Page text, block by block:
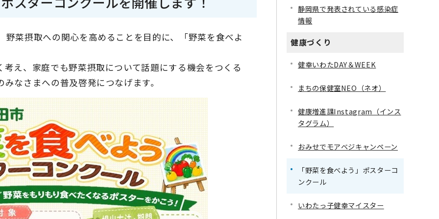
菜摂取への関心を高めることを目的に、「野菜を食べよ
え、家庭でも野菜摂取について話題にする機会をつくる
なさまへの普及啓発につなげます。
静岡県で発表されている感染症
情報
健康づくり
健幸いわたDAY＆WEEK
まちの保健室NEO（ネオ）
健康増進課Instagram（インス
タグラム）
おみせでモアベジキャンペーン
「野菜を食べよう」ポスターコ
ンクール
いわたっ子健幸マイスター